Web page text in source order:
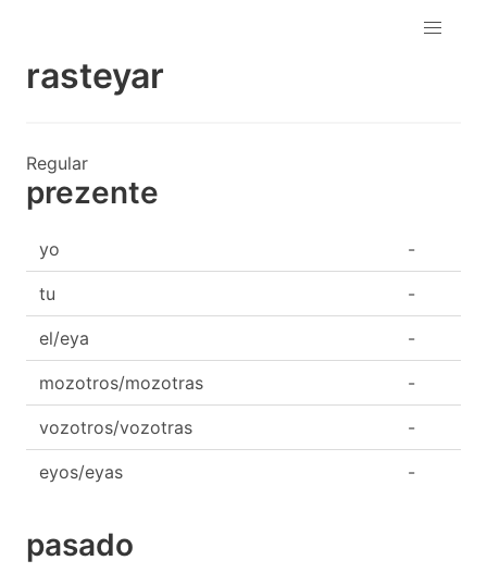
rasteyar
Regular
prezente
yo -
tu -
el/eya -
mozotros/mozotras -
vozotros/vozotras -
eyos/eyas -
pasado